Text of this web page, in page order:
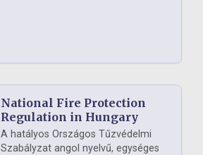
National Fire Protection
Regulation in Hungary
A hatályos Országos Tűzvédelmi
Szabályzat angol nyelvű, egységes